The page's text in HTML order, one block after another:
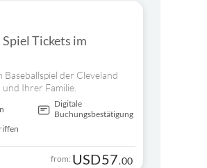
Tickets im
Baseballspiel der Cleveland
Ihrer Familie.
Digitale
Buchungsbestätigung
from: USD57.00